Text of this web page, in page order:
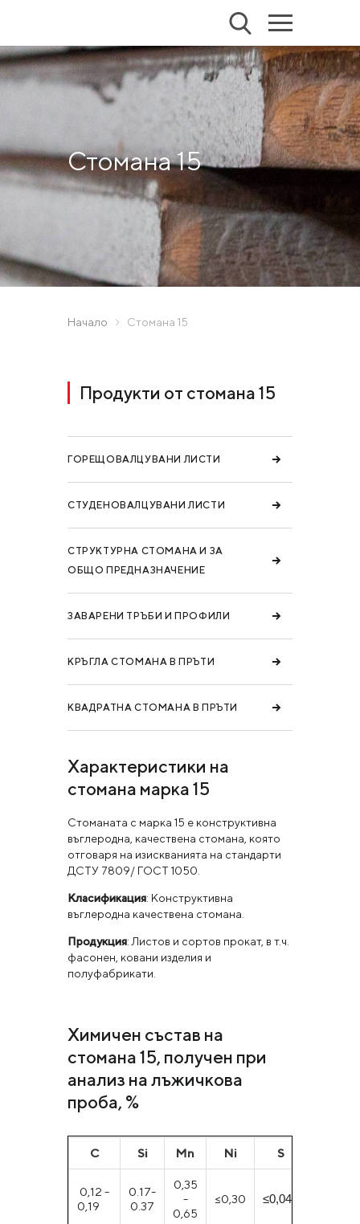
Стомана 15
Начало Стомана 15
Продукти от стомана 15
ГОРЕЩОВАЛЦУВАНИ ЛИСТИ
СТУДЕНОВАЛЦУВАНИ ЛИСТИ
СТРУКТУРНА СТОМАНА И ЗА
ОБЩО ПРЕДНАЗНАЧЕНИЕ
ЗАВАРЕНИ ТРЪБИ И ПРОФИЛИ
КРЪГЛА СТОМАНА В ПРЪТИ
КВАДРАТНА СТОМАНА В ПРЪТИ
Характеристики на
стомана марка 15
Стоманата с марка 15 е конструктивна
въглеродна, качествена стомана, която
отговаря на изискванията на стандарти
ДСТУ 7809/ ГОСТ 1050.
Класификация: Конструктивна
въглеродна качествена стомана.
Продукция: Листов и сортов прокат, в т.ч.
фасонен, ковани изделия и
полуфабрикати.
Химичен състав на
стомана 15, получен при
анализ на лъжичкова
проба, %
С Si Mn Ni S
0,12 -
0,19
0.17-
0.37
0,35
-
0,65
≤0,30 ≤0,040